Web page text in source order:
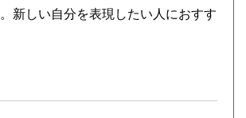
新しい自分を表現したい人におすす